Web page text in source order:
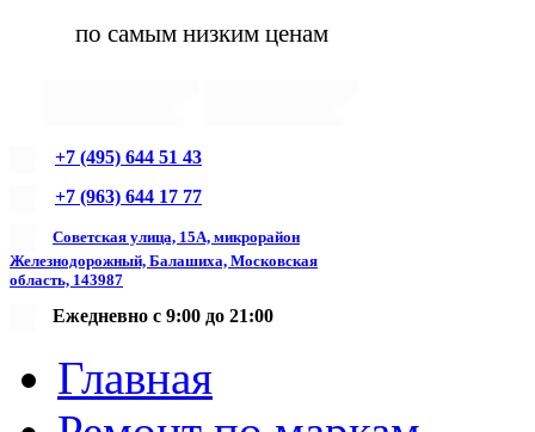
по самым низким ценам
+7 (495) 644 51 43
+7 (963) 644 17 77
Советская улица, 15А, микрорайон
Железнодорожный, Балашиха, Московская
область, 143987
Ежедневно с 9:00 до 21:00
Главная